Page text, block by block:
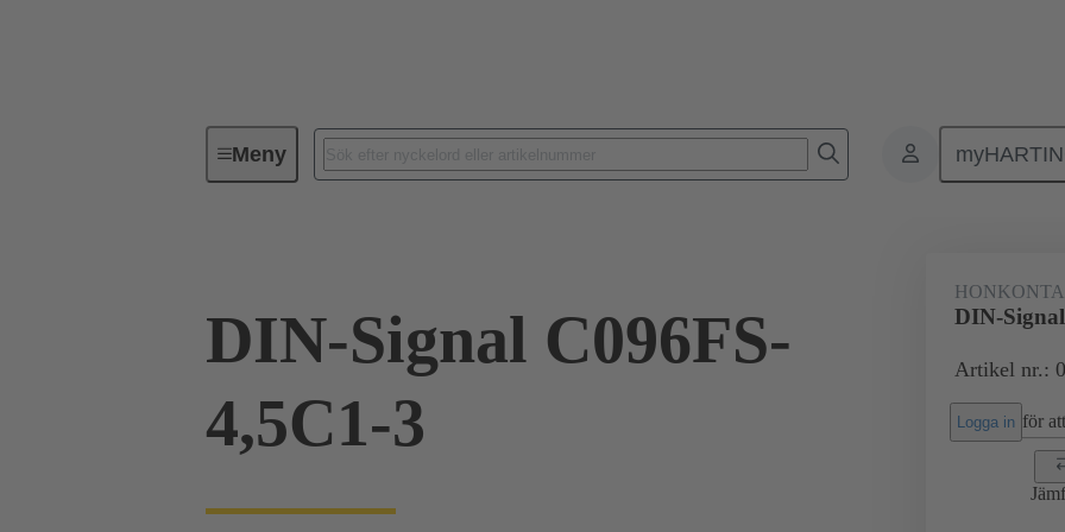
MenyFörbindningsteknik Produkter Förbindning
DIN-Signal C096FS-
4,5C1-3
DIN-
Artikel nr.:
Logga in för